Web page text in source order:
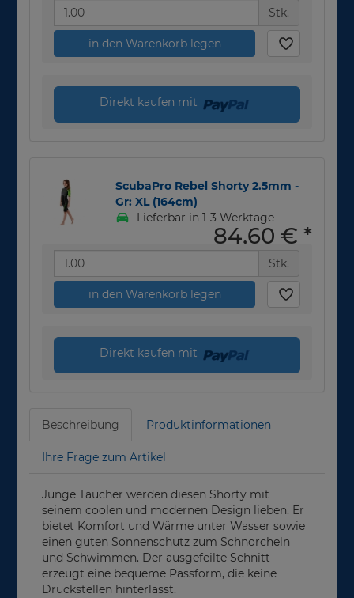
Stk.
in den Warenkorb legen
Direkt kaufen mit
ScubaPro Rebel Shorty 2.5mm -
Gr: XL (164cm)
Lieferbar in 1-3 Werktage
84,60 € *
Stk.
in den Warenkorb legen
Direkt kaufen mit
Beschreibung Produktinformationen
Ihre Frage zum Artikel
Junge Taucher werden diesen Shorty mit
seinem coolen und modernen Design lieben. Er
bietet Komfort und Wärme unter Wasser sowie
einen guten Sonnenschutz zum Schnorcheln
und Schwimmen. Der ausgefeilte Schnitt
erzeugt eine bequeme Passform, die keine
Druckstellen hinterlässt.